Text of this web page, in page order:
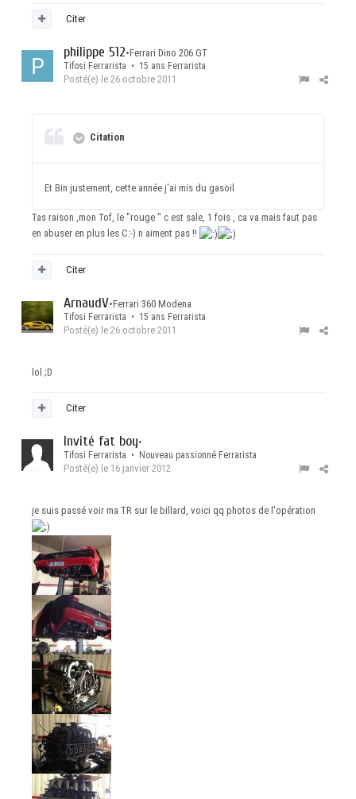
Citer
philippe 512•Ferrari Dino 206 GT
Tifosi Ferrarista • 15 ans Ferrarista
Posté(e) le 26 octobre 2011
Citation
Et Bin justement, cette année j'ai mis du gasoil
Tas raison ,mon Tof, le ''rouge " c est sale, 1 fois , ca va mais faut pas
en abuser en plus les C:-) n aiment pas !!
Citer
ArnaudV•Ferrari 360 Modena
Tifosi Ferrarista • 15 ans Ferrarista
Posté(e) le 26 octobre 2011
lol ;D
Citer
Invité fat boy•
Tifosi Ferrarista • Nouveau passionné Ferrarista
Posté(e) le 16 janvier 2012
je suis passé voir ma TR sur le billard, voici qq photos de l'opération